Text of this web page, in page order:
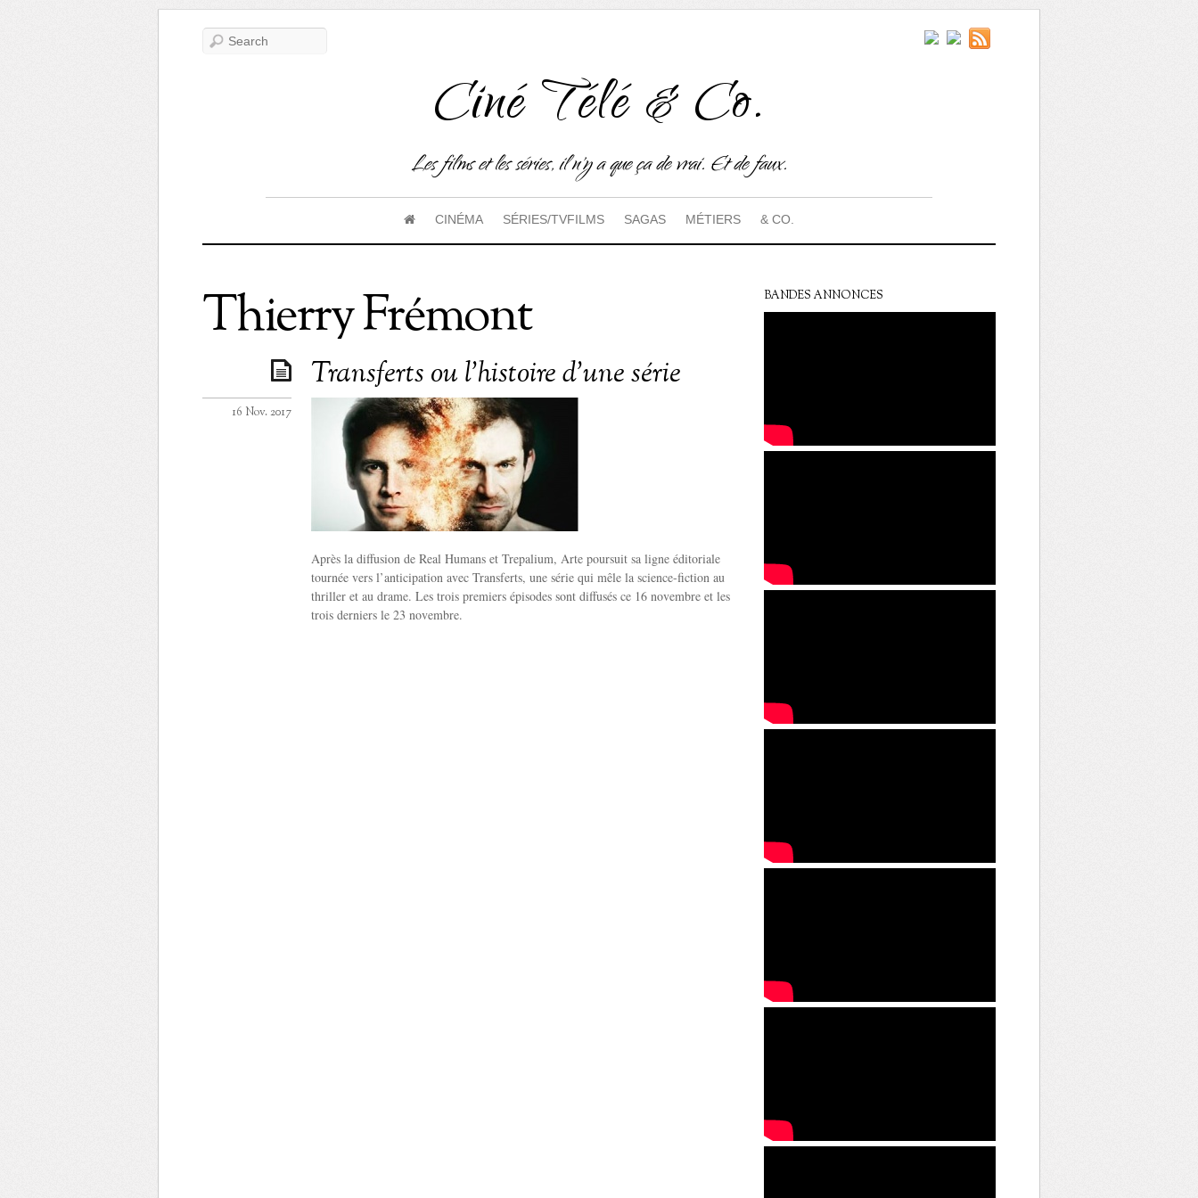
Ciné Télé & Co.
Les films et les séries, il n'y a que ça de vrai. Et de faux.
CINÉMA SÉRIES/TVFILMS SAGAS MÉTIERS & CO.
Thierry Frémont
Transferts ou l’histoire d’une série
16 Nov. 2017
Après la diffusion de Real Humans et Trepalium, Arte poursuit sa ligne éditoriale
tournée vers l’anticipation avec Transferts, une série qui mêle la science-fiction au
thriller et au drame. Les trois premiers épisodes sont diffusés ce 16 novembre et les
trois derniers le 23 novembre.
BANDES ANNONCES